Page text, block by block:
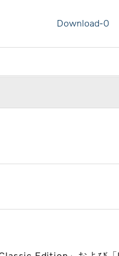
Download-0